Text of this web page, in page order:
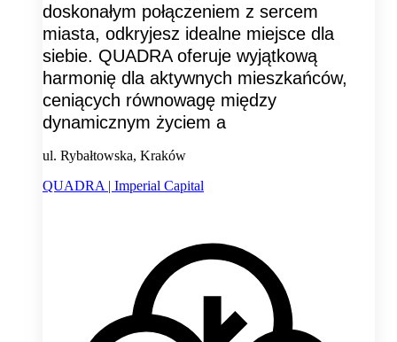
doskonałym połączeniem z sercem
miasta, odkryjesz idealne miejsce dla
siebie. QUADRA oferuje wyjątkową
harmonię dla aktywnych mieszkańców,
ceniących równowagę między
dynamicznym życiem a
ul. Rybałtowska, Kraków
QUADRA | Imperial Capital